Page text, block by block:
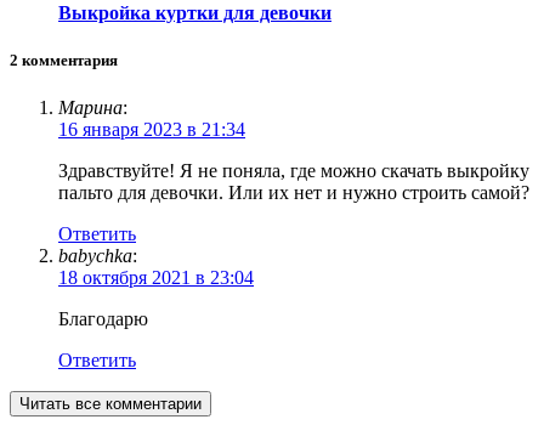
Выкройка куртки для девочки
2 комментария
Марина:
16 января 2023 в 21:34
Здравствуйте! Я не поняла, где можно скачать выкройку
пальто для девочки. Или их нет и нужно строить самой?
Ответить
babychka:
18 октября 2021 в 23:04
Благодарю
Ответить
Читать все комментарии